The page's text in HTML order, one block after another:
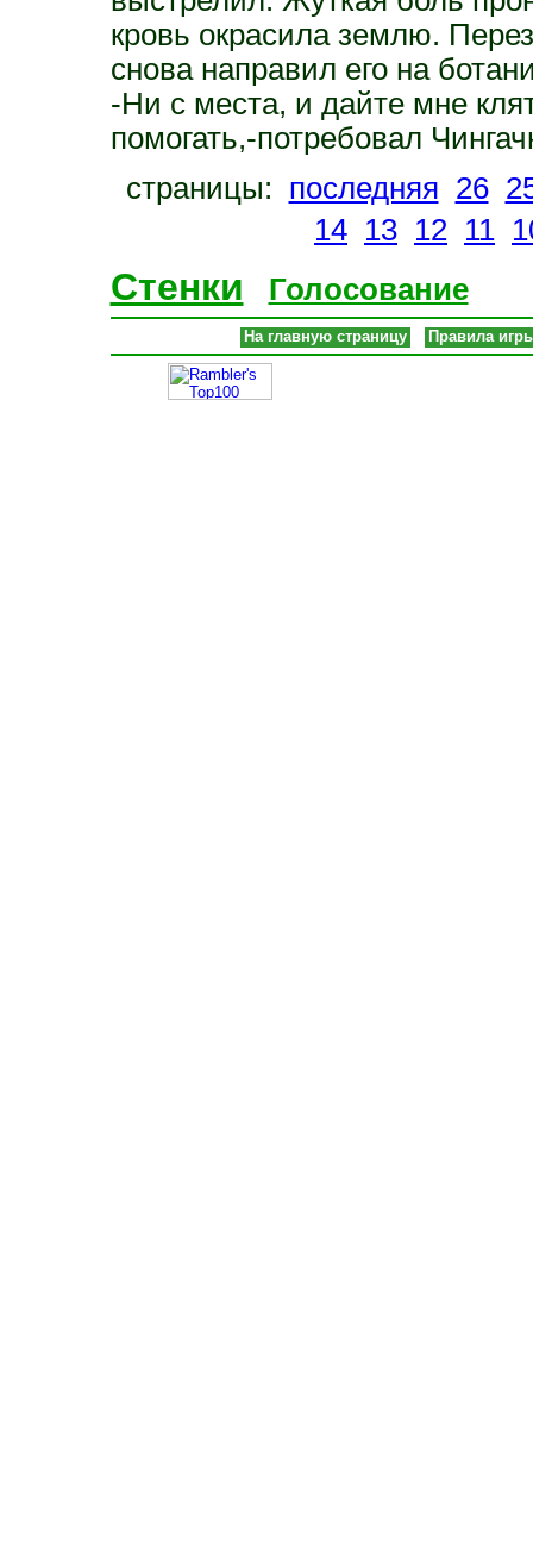
кровь окрасила землю.
снова направил его на
-Ни с места, и дайте мне
помогать,-потребовал
страницы: последняя 26
14 13 12 11
Стенки Голосование
На главную страницу Правила